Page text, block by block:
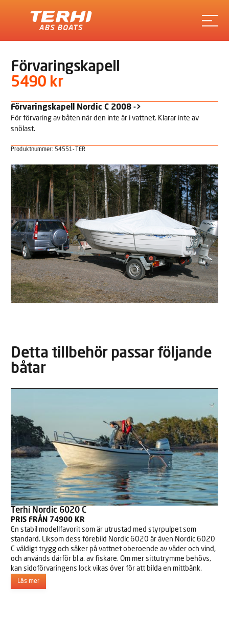
Förvaringskapell
5490 kr
Förvaringskapell Nordic C 2008 ->
För förvaring av båten när den inte är i vattnet. Klarar inte av
snölast.
Produktnummer: 54551-TER
Detta tillbehör passar följande
båtar
Terhi Nordic 6020 C
PRIS FRÅN 74900 KR
En stabil modellfavorit som är utrustad med styrpulpet som
standard. Liksom dess förebild Nordic 6020 är även Nordic 6020
C väldigt trygg och säker på vattnet oberoende av väder och vind,
och används därför bl.a. av fiskare. Om mer sittutrymme behövs,
kan sidoförvaringens lock vikas över för att bilda en mittbänk.
Läs mer